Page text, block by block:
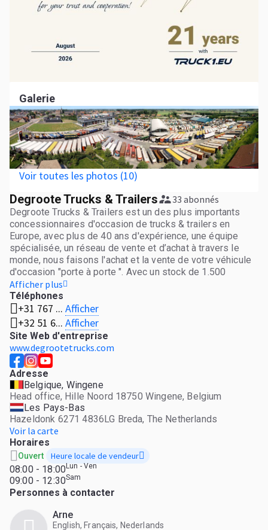
Degroote Trucks & Trailers 33 abonnés
Degroote Trucks & Trailers est un des plus importants
concessionnaires d'occasion de trucks & trailers en
Europe, avec plus de 40 ans d'expérience, une équipe
spécialisée, un réseau de vente et d’achat à travers le
monde, nous faisons l'achat et la vente de votre véhicule
d'occasion "porte à porte ". Avec un stock de 1.500
camions et les remorques d'occasion, vous pouvez les
trouver dans toutes les marques, des années, modèles et
prix.
Afficher plus
Téléphones
+31 767 ... Afficher
+32 51 6... Afficher
Site Web d'entreprise
www.degrootetrucks.com
Adresse
Belgique, Wingene
Head office, Hille Noord 18750 Wingene, Belgium
Les Pays-Bas
Hazeldonk 6271 4836LG Breda, The Netherlands
Voir la carte
Horaires
Ouvert Heure locale de vendeur
08:00 - 18:00Lun - Ven
09:00 - 12:30Sam
Personnes à contacter
Arne
English, Français, Nederlands
Galerie
Voir toutes les photos (10)